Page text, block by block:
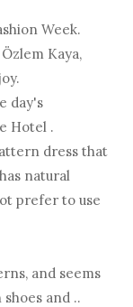
Week.
Kaya,
day's
Hotel .
dress that
natural
prefer to use
and seems
and ..